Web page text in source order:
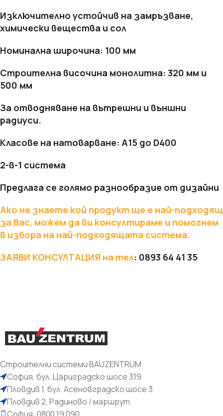
Изключително устойчив на замръзване,
химически вещества и сол
Номинална широчина: 100 мм
Строителна височина монолитна: 320 мм и
500 мм
За отводняване на вътрешни и външни
радиуси.
Класове на натоварване: A15 до D400
2-в-1 система
Предлага се голямо разнообразие от дизайни
Ако не знаете кой продукт ще е най-подходящ
за Вас, можем да ви консултираме и помогнем
в избора на най-подходящата система.
ЗАЯВИ КОНСУЛТАЦИЯ на тел: 0893 64 41 35
Строителни системи BAUZENTRUM
София, бул. Цариградско шосе 319
Пловдив 1, бул. Асеновградско шосе 3
Пловдив 2, Радиново / маршрут
София: 0800 19 090